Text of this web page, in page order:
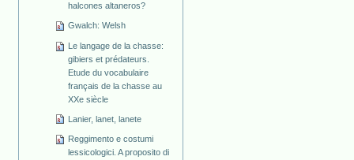
halcones altaneros?
Gwalch: Welsh
Le langage de la chasse:
gibiers et prédateurs.
Etude du vocabulaire
français de la chasse au
XXe siècle
Lanier, lanet, lanete
Reggimento e costumi
lessicologici. A proposito di